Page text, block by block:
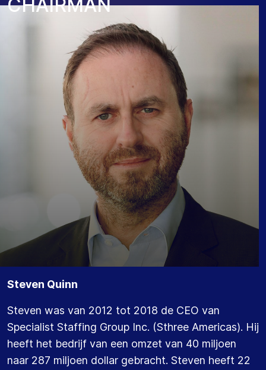
CHAIRMAN
Steven Quinn
Steven was van 2012 tot 2018 de CEO van
Specialist Staffing Group Inc. (Sthree Americas). Hij
heeft het bedrijf van een omzet van 40 miljoen
naar 287 miljoen dollar gebracht. Steven heeft 22